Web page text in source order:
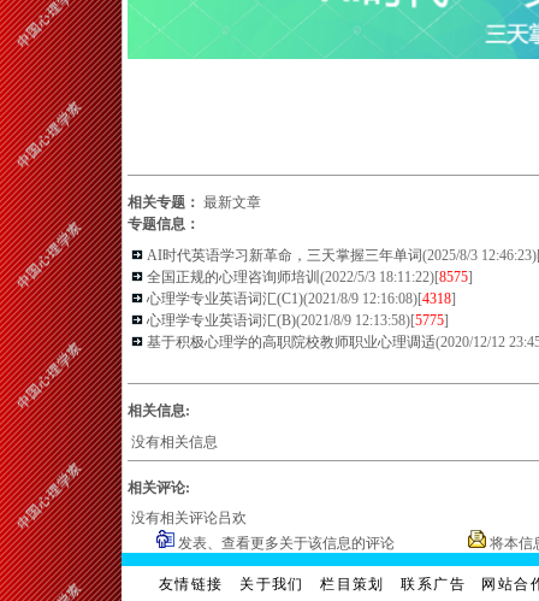
相关专题： 最新文章
专题信息：
AI时代英语学习新革命，三天掌握三年单词(2025/8/3
全国正规的心理咨询师培训 (2022/5/3 18:11:22)[8575]
心理学专业英语词汇(C1)(2021/8/9 12:16:08)[4318]
心理学专业英语词汇(B)(2021/8/9 12:13:58)[5775]
基于积极心理学的高职院校教师职业心理调适(2020/12/12
相关信息:
没有相关信息
相关评论:
没有相关评论吕欢
发表、查看更多关于该信息的评论
将本信
友情链接 关于我们 栏目策划 联系广告 网站合